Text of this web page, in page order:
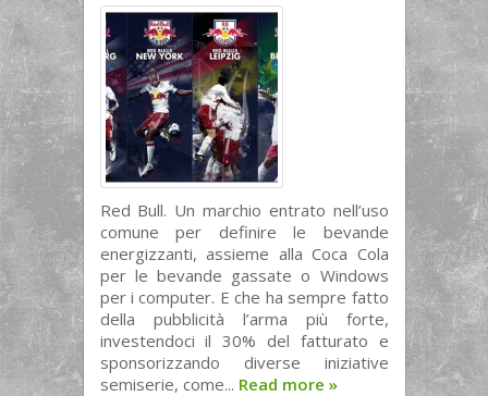
Red Bull. Un marchio entrato nell’uso
comune per definire le bevande
energizzanti, assieme alla Coca Cola
per le bevande gassate o Windows
per i computer. E che ha sempre fatto
della pubblicità l’arma più forte,
investendoci il 30% del fatturato e
sponsorizzando diverse iniziative
semiserie, come... Read more »